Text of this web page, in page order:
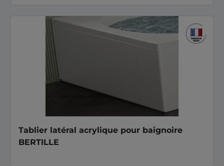
Tablier latéral acrylique pour baignoire
BERTILLE